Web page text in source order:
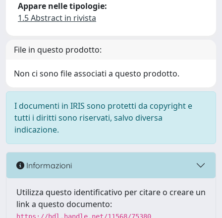
Appare nelle tipologie:
1.5 Abstract in rivista
File in questo prodotto:
Non ci sono file associati a questo prodotto.
I documenti in IRIS sono protetti da copyright e
tutti i diritti sono riservati, salvo diversa
indicazione.
Informazioni
Utilizza questo identificativo per citare o creare un
link a questo documento: